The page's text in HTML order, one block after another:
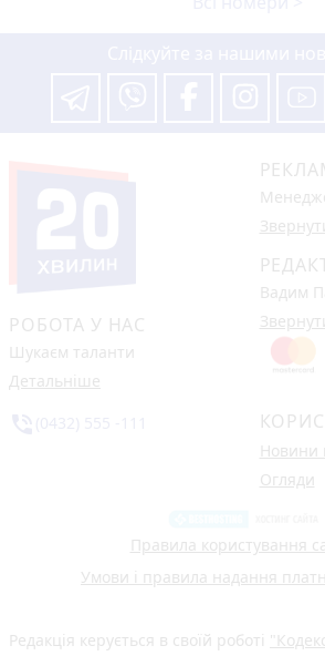
РОБОТА У НАС
Шукаєм таланти
Детальніше
Вадим
Новини
Огляди
Правила користування
Умови і правила надання
Редакція керується в своїй роботі